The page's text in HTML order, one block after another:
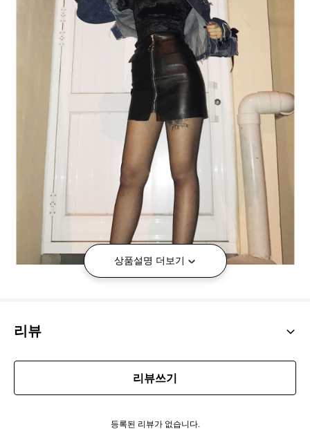
상품설명 더보기
리뷰
리뷰쓰기
등록된 리뷰가 없습니다.